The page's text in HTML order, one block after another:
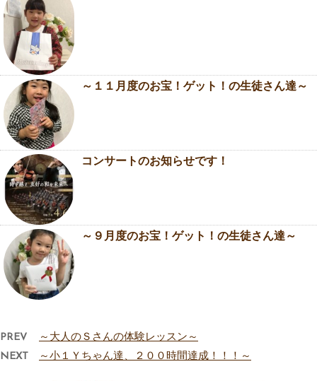
～１１月度のお宝！ゲット！の生徒さん達～
コンサートのお知らせです！
～９月度のお宝！ゲット！の生徒さん達～
PREV
～大人のＳさんの体験レッスン～
NEXT
～小１Ｙちゃん達、２００時間達成！！！～